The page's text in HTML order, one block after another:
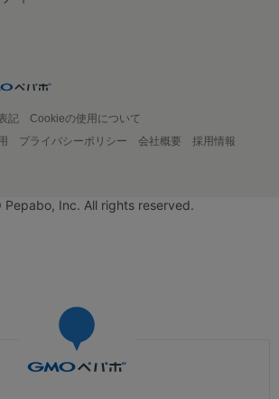
記
Cookieの使用について
プライバシーポリシー 会社概要
採用情報
Pepabo, Inc. All rights reserved.